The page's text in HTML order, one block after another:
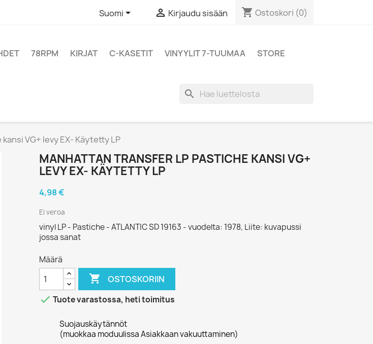
Suomi  Kirjaudu sisään shopping_cart Ostoskori (0)
78RPM KIRJAT C-KASETIT VINYYLIT 7-TUUMAA
STORE
search
VG+ levy EX- Käytetty LP
MANHATTAN TRANSFER LP PASTICHE KANSI VG+
LEVY EX- KÄYTETTY LP
4,98 €
Ei veroa
vinyl LP - Pastiche - ATLANTIC SD 19163 - vuodelta: 1978, Liite: kuvapussi
jossa sanat
Määrä
 OSTOSKORIIN
 Tuote varastossa, heti toimitus
Suojauskäytännöt
(muokkaa moduulissa Asiakkaan vakuuttaminen)